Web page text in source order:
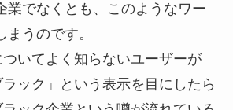
業でなくとも、このようなワー
まうのです。
いてよく知らないユーザーが
ック」という表示を目にしたら